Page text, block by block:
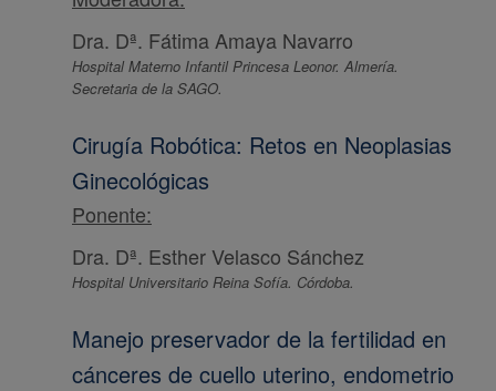
Dra. Dª. Fátima Amaya Navarro
Hospital Materno Infantil Princesa Leonor. Almería.
Secretaria de la SAGO.
Cirugía Robótica: Retos en Neoplasias
Ginecológicas
Ponente:
Dra. Dª. Esther Velasco Sánchez
Hospital Universitario Reina Sofía. Córdoba.
Manejo preservador de la fertilidad en
cánceres de cuello uterino, endometrio